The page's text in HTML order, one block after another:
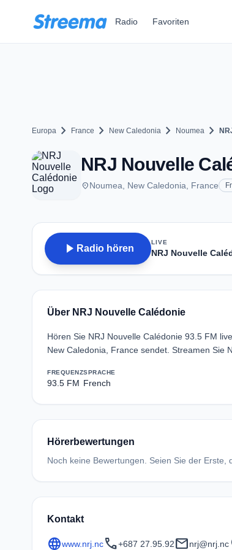
Radio Favoriten
Europa chevron_right France chevron_right New Caledonia chevron_right Noumea chevron_right
NRJ Nouvelle
placeNoumea, New Caledonia, France
play_arrow Radio hören
LIVE
NRJ Nouvelle
Über NRJ Nouvelle Calédonie
Hören Sie NRJ Nouvelle Calédonie 93.5 FM
New Caledonia, France sendet. Streamen Sie
FREQUENZ
93.5 FM
SPRACHE
French
Hörerbewertungen
Noch keine Bewertungen. Seien Sie der Erste,
Kontakt
languagewww.nrj.nccall+687 27.95.92mailnrj@nrj.nc